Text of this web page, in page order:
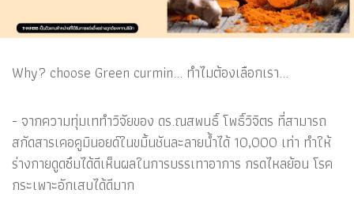
Why? choose Green curmin... ทำไมต้องเลือกเรา...
- จากความทุ่มเททำวิจัยของ ดร.ณสพนธิ์ โพธิ์วิจิตร ที่สามารถ
สกัดสารเคอคูมินอยด์ในขมิ้นชันละลายน้ำได้ 10,000 เท่า ทำให้
ร่างกายดูดซึมได้ดีเห็นผลในการบรรเทาอาการ กรดไหลย้อน โรค
กระเพาะอักเสบได้ดีมาก